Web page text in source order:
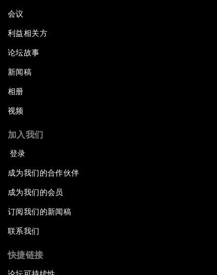
会议
利益相关方
论坛故事
新闻稿
相册
视频
加入我们
登录
成为我们的合作伙伴
成为我们的会员
订阅我们的新闻稿
联系我们
快捷链接